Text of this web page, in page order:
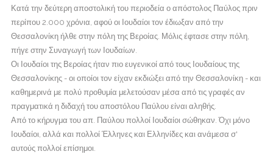
Κατά την δεύτερη αποστολική του περιοδεία ο απόστολος Παύλος πριν
περίπου 2.000 χρόνια, αφού οι Ιουδαίοι τον έδιωξαν από την
Θεσσαλονίκη ήλθε στην πόλη της Βεροίας. Μόλις έφτασε στην πόλη,
πήγε στην Συναγωγή των Ιουδαίων.
Οι Ιουδαίοι της Βεροίας ήταν πιο ευγενικοί από τους Ιουδαίους της
Θεσσαλονίκης - οι οποίοι τον είχαν εκδιώξει από την Θεσσαλονίκη - και
καθημερινά με πολύ προθυμία μελετούσαν μέσα από τις γραφές αν
πραγματικά η διδαχή του αποστόλου Παύλου είναι αληθής.
Από το κήρυγμα του απ. Παύλου πολλοί Ιουδαίοι σώθηκαν. Όχι μόνο
Ιουδαίοι, αλλά και πολλοί Έλληνες και Ελληνίδες και ανάμεσα σ'
αυτούς πολλοί επίσημοι.